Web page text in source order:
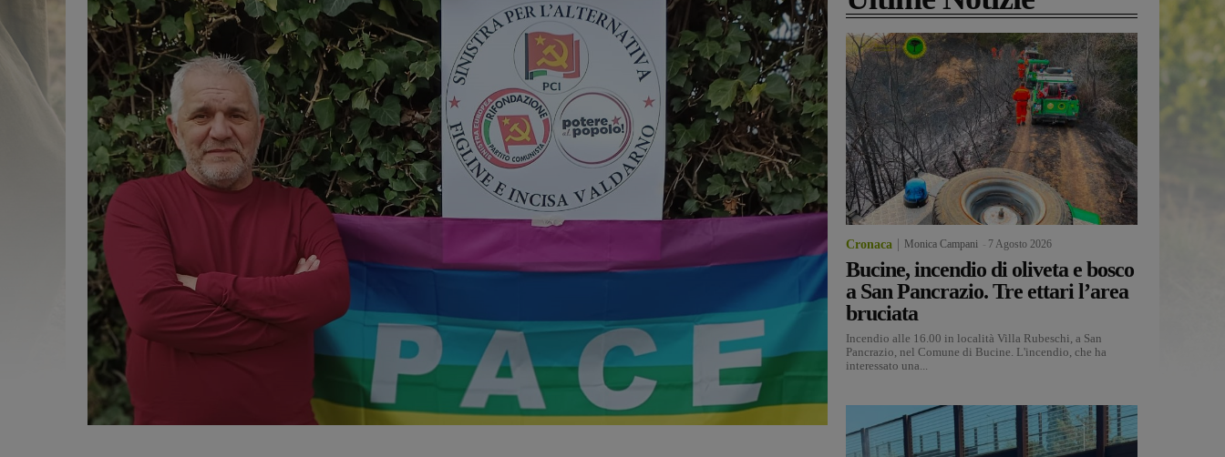
Cronaca Monica Campani 7 Agosto 2026
Bucine, incendio di oliveta e bosco
a San Pancrazio. Tre ettari l’area
bruciata
Incendio alle 16.00 in località Villa Rubeschi, a San
Pancrazio, nel Comune di Bucine. L'incendio, che ha
interessato una...